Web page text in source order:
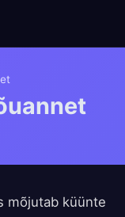
mõjutab küünte